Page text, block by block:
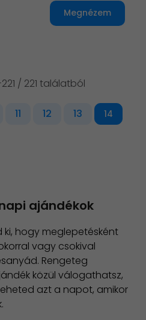
Megnézem
/ 221 találatból
11 12 13 14
ajándékok
hogy meglepetésként
vagy csokival
Rengeteg
közül válogathatsz,
azt a napot, amikor